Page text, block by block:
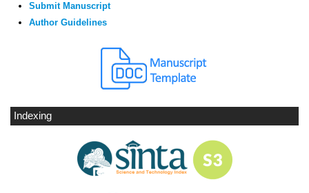
Submit Manuscript
Author Guidelines
Indexing